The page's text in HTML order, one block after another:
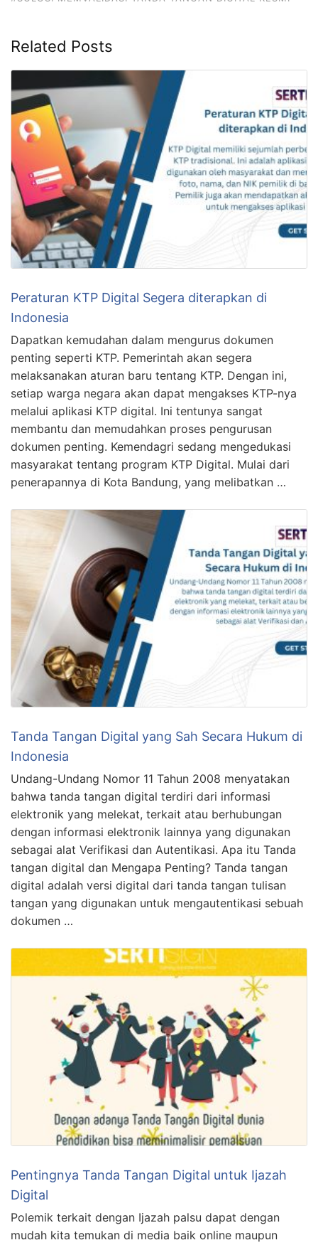
Related Posts
Peraturan KTP Digital Segera diterapkan di
Indonesia
Dapatkan kemudahan dalam mengurus dokumen
penting seperti KTP. Pemerintah akan segera
melaksanakan aturan baru tentang KTP. Dengan ini,
setiap warga negara akan dapat mengakses KTP-nya
melalui aplikasi KTP digital. Ini tentunya sangat
membantu dan memudahkan proses pengurusan
dokumen penting. Kemendagri sedang mengedukasi
masyarakat tentang program KTP Digital. Mulai dari
penerapannya di Kota Bandung, yang melibatkan …
Tanda Tangan Digital yang Sah Secara Hukum di
Indonesia
Undang-Undang Nomor 11 Tahun 2008 menyatakan
bahwa tanda tangan digital terdiri dari informasi
elektronik yang melekat, terkait atau berhubungan
dengan informasi elektronik lainnya yang digunakan
sebagai alat Verifikasi dan Autentikasi. Apa itu Tanda
tangan digital dan Mengapa Penting? Tanda tangan
digital adalah versi digital dari tanda tangan tulisan
tangan yang digunakan untuk mengautentikasi sebuah
dokumen …
Pentingnya Tanda Tangan Digital untuk Ijazah
Digital
Polemik terkait dengan Ijazah palsu dapat dengan
mudah kita temukan di media baik online maupun